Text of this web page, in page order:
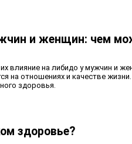
и женщин: чем
на либидо у мужчин и
на отношениях и качестве
здоровья.
здоровье?